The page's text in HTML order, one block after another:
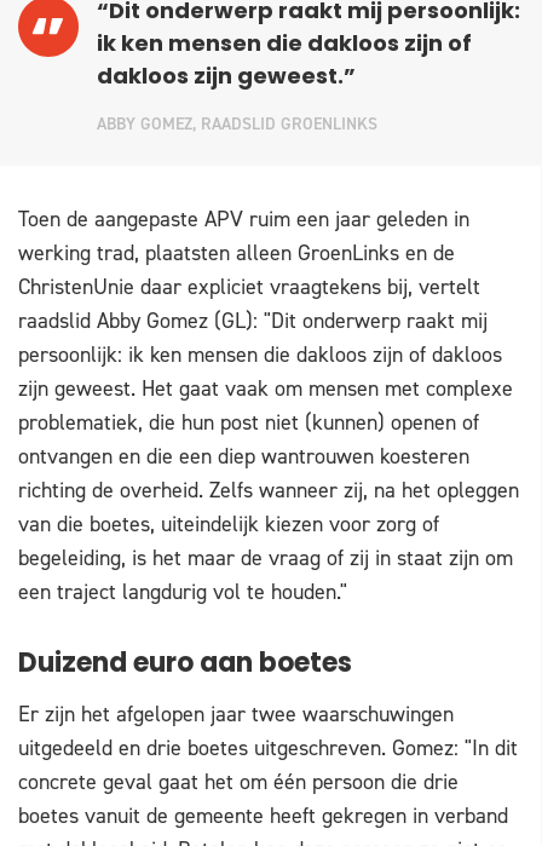
“Dit onderwerp raakt mij persoonlijk:
ik ken mensen die dakloos zijn of
dakloos zijn geweest.”
ABBY GOMEZ, RAADSLID GROENLINKS
Toen de aangepaste APV ruim een jaar geleden in
werking trad, plaatsten alleen GroenLinks en de
ChristenUnie daar expliciet vraagtekens bij, vertelt
raadslid Abby Gomez (GL): "Dit onderwerp raakt mij
persoonlijk: ik ken mensen die dakloos zijn of dakloos
zijn geweest. Het gaat vaak om mensen met complexe
problematiek, die hun post niet (kunnen) openen of
ontvangen en die een diep wantrouwen koesteren
richting de overheid. Zelfs wanneer zij, na het opleggen
van die boetes, uiteindelijk kiezen voor zorg of
begeleiding, is het maar de vraag of zij in staat zijn om
een traject langdurig vol te houden."
Duizend euro aan boetes
Er zijn het afgelopen jaar twee waarschuwingen
uitgedeeld en drie boetes uitgeschreven. Gomez: "In dit
concrete geval gaat het om één persoon die drie
boetes vanuit de gemeente heeft gekregen in verband